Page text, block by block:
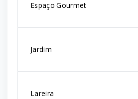
Espaço Gourmet
Jardim
Lareira